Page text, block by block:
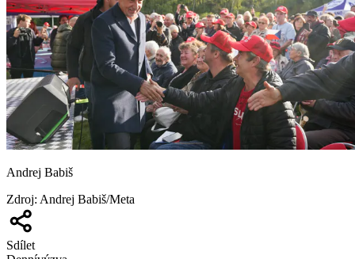
Andrej Babiš
Zdroj: Andrej Babiš/Meta
Sdílet